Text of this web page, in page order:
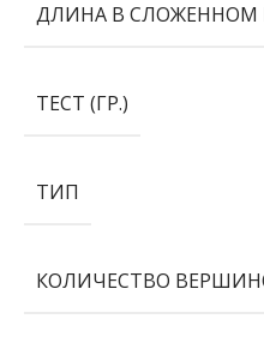
ДЛИНА В СЛОЖЕННОМ
ТЕСТ (ГР.)
ТИП
КОЛИЧЕСТВО